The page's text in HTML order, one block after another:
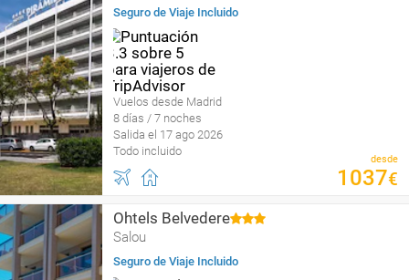
Seguro de Viaje Incluido
Vuelos desde Madrid
8 días / 7 noches
Salida el 17 ago 2026
Todo incluido
desde
1037€
Ohtels Belvedere
Salou
Seguro de Viaje Incluido